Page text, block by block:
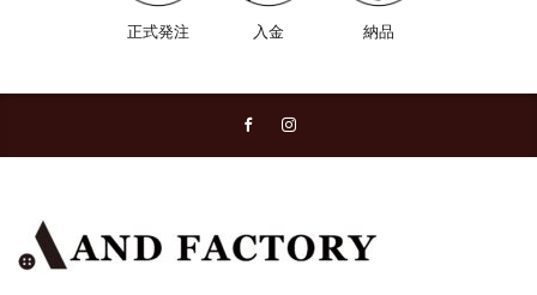
正式発注 入金 納品